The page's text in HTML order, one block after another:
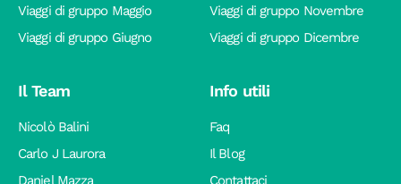
Viaggi di gruppo Maggio
Viaggi di gruppo Giugno
Viaggi di gruppo Novembre
Viaggi di gruppo Dicembre
Il Team
Nicolò Balini
Carlo J Laurora
Daniel Mazza
Info utili
Faq
Il Blog
Contattaci